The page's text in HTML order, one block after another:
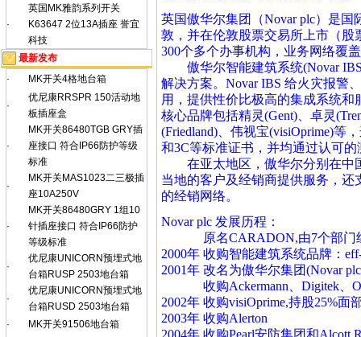
·
英国MK雅韵系列开关
K63647 2位13A插座 誉宜
科技
最新发布
·
MK开关4格地台箱
·
优尼康RRSPR 150活动地
板插座盒
·
MK开关86480TGB GRY插
座接口 符合IP66防护等级
标准
·
MK开关MAS1023二三极插
座10A250V
·
MK开关86480GRY 1组10
针插座接口 符合IP66防护
等级标准
·
优尼康UNICORN预埋式地
台箱RUSP 2503地台箱
·
优尼康UNICORN预埋式地
台箱RUSD 2503地台箱
·
MK开关91506地台箱
英国傲华尔集团（Novar plc）是
敦，并在伦敦股票交易所上市（
300个多个办事机构，业务网络覆
傲华尔智能建筑系统(Novar
解决方案。Novar IBS 给火灾报警
用，提供性价比极高的集成系统
核心品牌包括精灵(Gent)、卓灵
(Friedland)、伟视宝(visiOprime)等
和3C等标准证书，并均通过认可
在亚太地区，傲华尔分别在中国
当地的客户及经销商提供服务，
的经销网络。
Novar plc 发展历程：
原名CARADON,由7个部门
2000年 收购智能建筑系统品牌：
2001年 改名为傲华尔集团(Novar
收购Ackermann、Digitek、
2002年 收购visiOprime,持股25%面
2003年 收购Alerton
2004年 收购Pearl安防集团和Alcott